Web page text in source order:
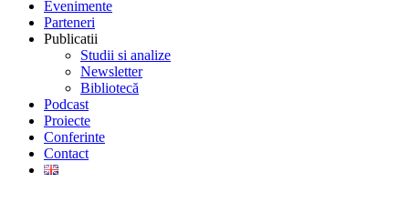
Evenimente
Parteneri
Publicatii
Studii si analize
Newsletter
Bibliotecă
Podcast
Proiecte
Conferinte
Contact